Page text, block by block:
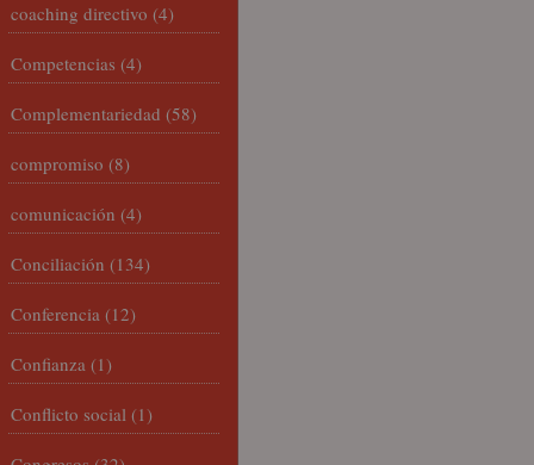
coaching directivo (4)
Competencias (4)
Complementariedad (58)
compromiso (8)
comunicación (4)
Conciliación (134)
Conferencia (12)
Confianza (1)
Conflicto social (1)